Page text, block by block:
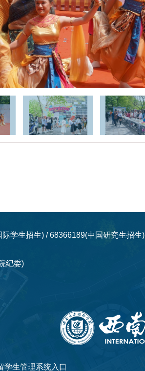
学生招生) / 68366189(中国研究生招生)
纪委)
学生管理系统入口